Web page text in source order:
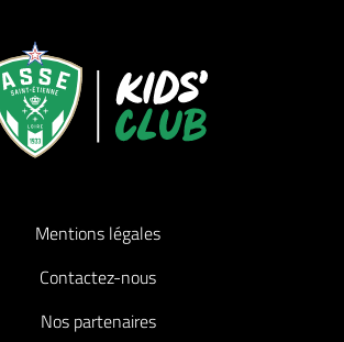
Mentions légales
Contactez-nous
Nos partenaires